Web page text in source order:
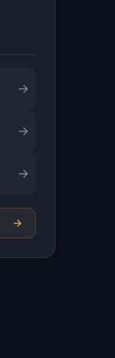
→
→
→
→